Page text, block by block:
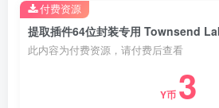
提取插件64位封装专用 Townsend
此内容为付费资源，请付费后查看
Y币 3
付费资源